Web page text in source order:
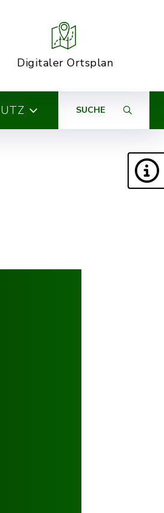
Digitaler Ortsplan
SUCHE